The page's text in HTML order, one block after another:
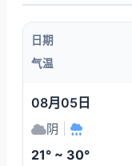
日期
气温
08月05日
阴
21° ~ 30°